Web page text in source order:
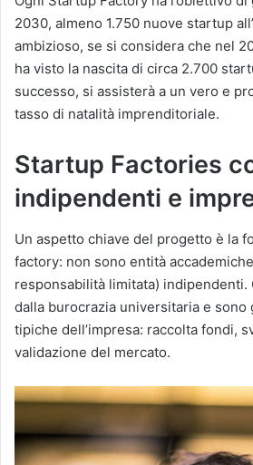
2030, almeno 1.750 nuove startup
ambizioso, se si considera che nel
ha visto la nascita di circa 2.700
successo, si assisterà a un vero e
tasso di natalità imprenditoriale.
Startup Factories
indipendenti e
Un aspetto chiave del progetto è la
factory: non sono entità
responsabilità limitata) indipendenti.
dalla burocrazia universitaria e sono
tipiche dell’impresa: raccolta fondi,
validazione del mercato.